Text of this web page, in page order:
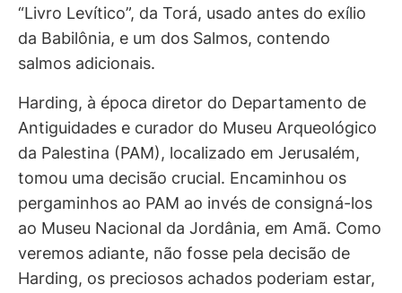
“Livro Levítico”, da Torá, usado antes do exílio
da Babilônia, e um dos Salmos, contendo
salmos adicionais.
Harding, à época diretor do Departamento de
Antiguidades e curador do Museu Arqueológico
da Palestina (PAM), localizado em Jerusalém,
tomou uma decisão crucial. Encaminhou os
pergaminhos ao PAM ao invés de consigná-los
ao Museu Nacional da Jordânia, em Amã. Como
veremos adiante, não fosse pela decisão de
Harding, os preciosos achados poderiam estar,